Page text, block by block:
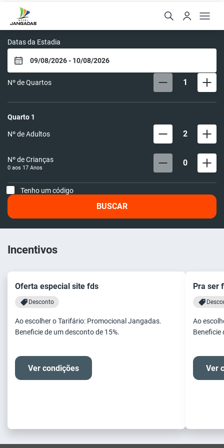
Hotel Jangadas
Datas da Estadia
Nº de Quartos 1
Quarto 1
Nº de Adultos 2
Nº de Crianças
0 aos 17 Anos 0
Tenho um código
BUSCAR
Incentivos
Oferta especial site fds
Desconto
Ao escolher o Tarifário: Promocional Jangadas.
Beneficie de um desconto de 15%.
Ver condições
Pra ser
Ao
Beneficie
Ver